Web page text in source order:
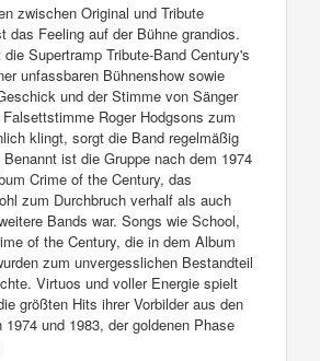
zwischen Original und Tribute
das Feeling auf der Bühne grandios.
Supertramp Tribute-Band Century's
unfassbaren Bühnenshow sowie
und der Stimme von Sänger
Roger Hodgsons zum
klingt, sorgt die Band regelmäßig
ist die Gruppe nach dem 1974
Crime of the Century, das
zum Durchbruch verhalf als auch
Bands war. Songs wie School,
of the Century, die in dem Album
zum unvergesslichen Bestandteil
Virtuos und voller Energie spielt
größten Hits ihrer Vorbilder aus den
und 1983, der goldenen Phase